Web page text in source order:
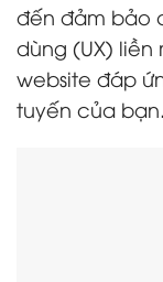
đến đảm bảo
dùng (UX)
website đáp
tuyến của bạn.